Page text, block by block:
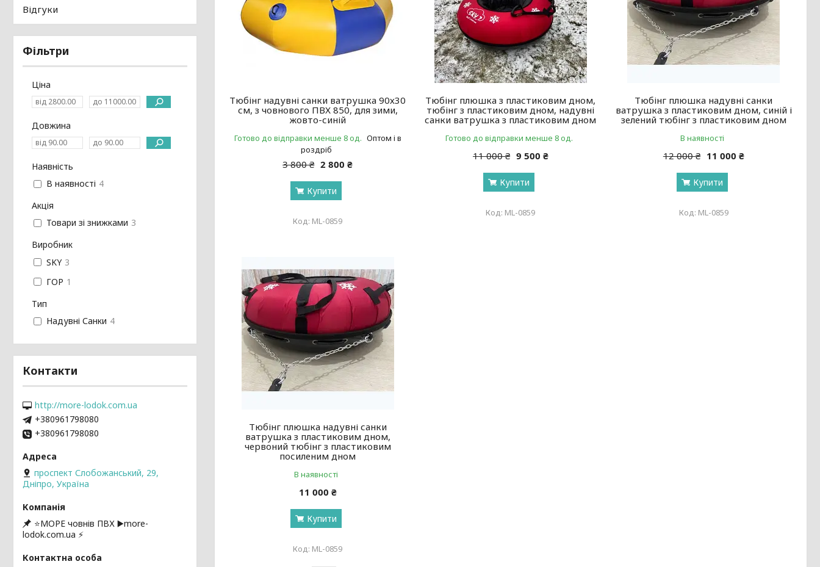
Тюбінг надувні санки ватрушка 90х30
см, з човнового ПВХ 850, для зими,
жовто-синій
Готово до відправки менше 8 од. Оптом і в
роздріб
3 800 ₴ 2 800 ₴
Купити
ML-0859
Тюбінг плюшка з пластиковим дном,
тюбінг з пластиковим дном, надувні
санки ватрушка з пластиковим дном
Готово до відправки менше 8 од.
11 000 ₴ 9 500 ₴
Купити
ML-0859
Тюбінг плюшка надувні санки
ватрушка з пластиковим дном, синій і
зелений тюбінг з пластиковим дном
В наявності
12 000 ₴ 11 000 ₴
Купити
ML-0859
Тюбінг плюшка надувні санки
ватрушка з пластиковим дном,
червоний тюбінг з пластиковим
посиленим дном
В наявності
11 000 ₴
Купити
ML-0859
Відгуки
Фільтри
Ціна
Довжина
Наявність
В наявності 4
Акція
Товари зі знижками 3
Виробник
SKY 3
ГОР 1
Тип
Надувні Санки 4
Контакти
http://more-lodok.com.ua
+380961798080
+380961798080
проспект Слобожанський, 29,
Дніпро, Україна
⭐️МОРЕ човнів ПВХ ▶️more-
lodok.com.ua ⚡